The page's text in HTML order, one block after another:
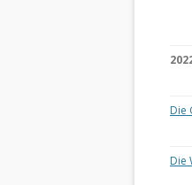
Die
Die